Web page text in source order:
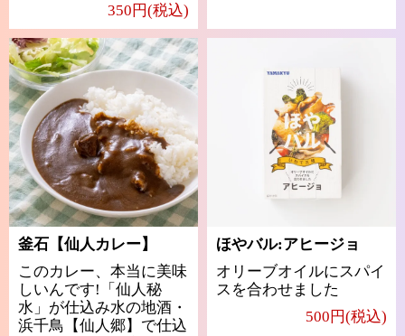
350円(税込)
釜石【仙人カレー】
このカレー、本当に美味
しいんです!「仙人秘
水」が仕込み水の地酒・
浜千鳥【仙人郷】で仕込
ほやバル:アヒージョ
オリーブオイルにスパイ
スを合わせました
500円(税込)